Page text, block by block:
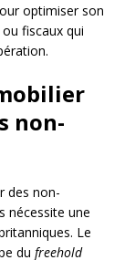
optimiser son
fiscaux qui
non-
des non-
nécessite une
Le
du freehold